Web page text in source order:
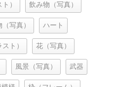
） 飲み物（写真）
写真） ハート
ト） 花（写真）
風景（写真） 武器